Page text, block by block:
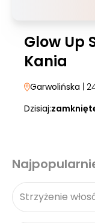
Glow Up
Kania
Garwolińska |
Dzisiaj:
Strzyżenie